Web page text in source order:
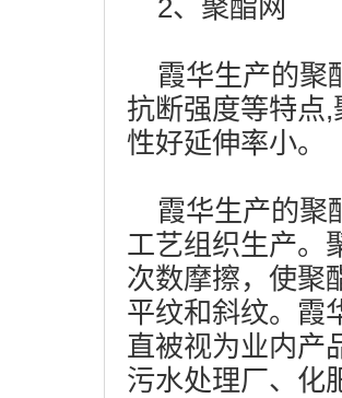
2、聚酯网
霞华生产的聚
抗断强度等特点
性好延伸率小。
霞华生产的聚
工艺组织生产。
次数摩擦，使聚
平纹和斜纹。霞
直被视为业内产
污水处理厂、化